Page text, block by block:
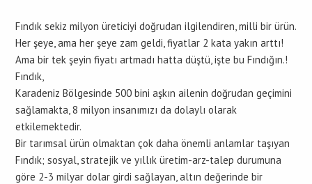
Fındık sekiz milyon üreticiyi doğrudan ilgilendiren, milli bir ürün.
Her şeye, ama her şeye zam geldi, fiyatlar 2 kata yakın arttı!
Ama bir tek şeyin fiyatı artmadı hatta düştü, işte bu Fındığın.!
Fındık,
Karadeniz Bölgesinde 500 bini aşkın ailenin doğrudan geçimini
sağlamakta, 8 milyon insanımızı da dolaylı olarak
etkilemektedir.
Bir tarımsal ürün olmaktan çok daha önemli anlamlar taşıyan
Fındık; sosyal, stratejik ve yıllık üretim-arz-talep durumuna
göre 2-3 milyar dolar girdi sağlayan, altın değerinde bir